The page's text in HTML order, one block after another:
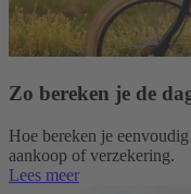
Zo bereken je de
Hoe bereken je
aankoop of verzekering.
Lees meer